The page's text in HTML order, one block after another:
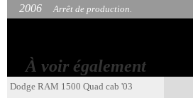
2006 Arrêt de production.
À voir également
Dodge RAM 1500 Quad cab '03